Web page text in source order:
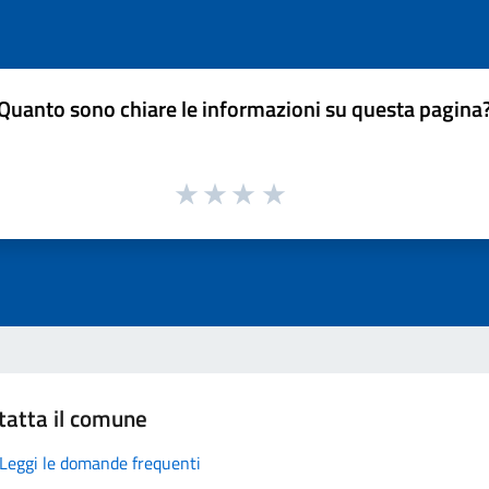
sono chiare le informazioni su questa
il comune
Leggi le domande frequenti